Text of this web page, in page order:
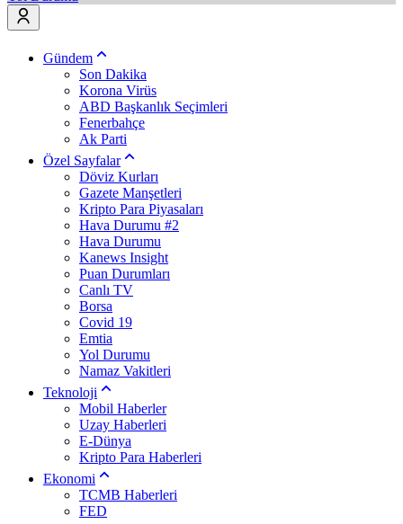
Gündem
Son Dakika
Korona Virüs
ABD Başkanlık Seçimleri
Fenerbahçe
Ak Parti
Özel Sayfalar
Döviz Kurları
Gazete Manşetleri
Kripto Para Piyasaları
Hava Durumu #2
Hava Durumu
Kanews Insight
Puan Durumları
Canlı TV
Borsa
Covid 19
Emtia
Yol Durumu
Namaz Vakitleri
Teknoloji
Mobil Haberler
Uzay Haberleri
E-Dünya
Kripto Para Haberleri
Ekonomi
TCMB Haberleri
FED